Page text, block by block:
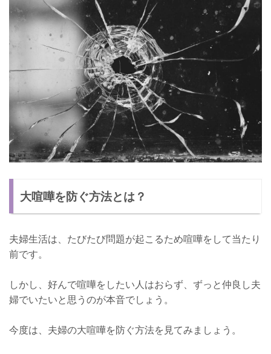
大喧嘩を防ぐ方法とは？
夫婦生活は、たびたび問題が起こるため喧嘩をして当たり
前です。
しかし、好んで喧嘩をしたい人はおらず、ずっと仲良し夫
婦でいたいと思うのが本音でしょう。
今度は、夫婦の大喧嘩を防ぐ方法を見てみましょう。